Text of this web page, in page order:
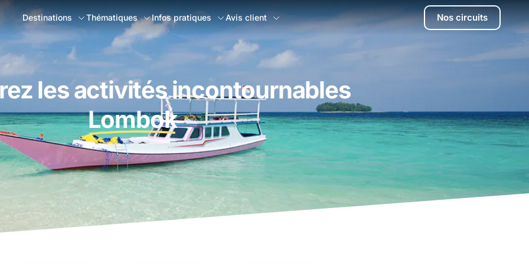
Destinations Thématiques Infos pratiques Avis client Nos circuits
les activités incontournables
Lombok